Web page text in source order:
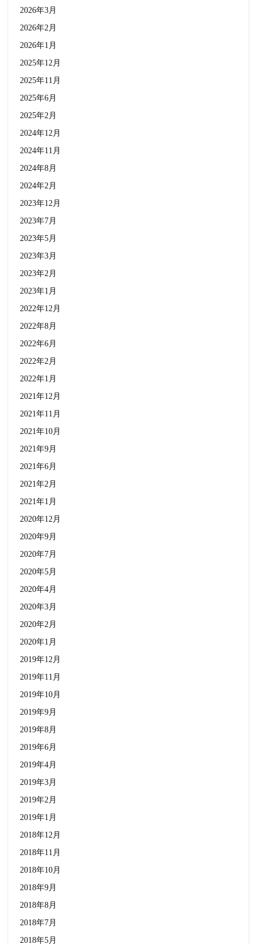
2026年3月
2026年2月
2026年1月
2025年12月
2025年11月
2025年6月
2025年2月
2024年12月
2024年11月
2024年8月
2024年2月
2023年12月
2023年7月
2023年5月
2023年3月
2023年2月
2023年1月
2022年12月
2022年8月
2022年6月
2022年2月
2022年1月
2021年12月
2021年11月
2021年10月
2021年9月
2021年6月
2021年2月
2021年1月
2020年12月
2020年9月
2020年7月
2020年5月
2020年4月
2020年3月
2020年2月
2020年1月
2019年12月
2019年11月
2019年10月
2019年9月
2019年8月
2019年6月
2019年4月
2019年3月
2019年2月
2019年1月
2018年12月
2018年11月
2018年10月
2018年9月
2018年8月
2018年7月
2018年5月